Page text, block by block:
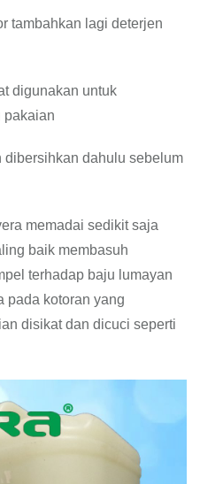
tambahkan lagi deterjen
digunakan untuk
pakaian
dahulu sebelum
memadai sedikit saja
baik membasuh
terhadap baju lumayan
pada kotoran yang
disikat dan dicuci seperti